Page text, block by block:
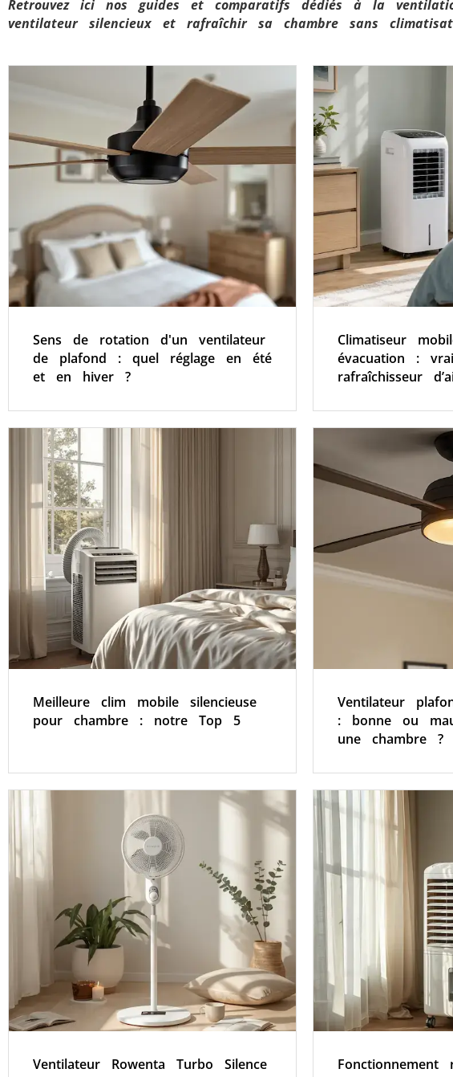
Retrouvez ici nos guides et comparatifs dédiés à la
ventilateur silencieux et rafraîchir sa chambre sans
Sens de rotation d'un ventilateur
de plafond : quel réglage en été
et en hiver ?
Climatiseur
évacuation :
rafraîchisseur
Meilleure clim mobile silencieuse
pour chambre : notre Top 5
Ventilateur
: bonne ou
une chambre ?
Ventilateur Rowenta Turbo Silence
Fonctionnement